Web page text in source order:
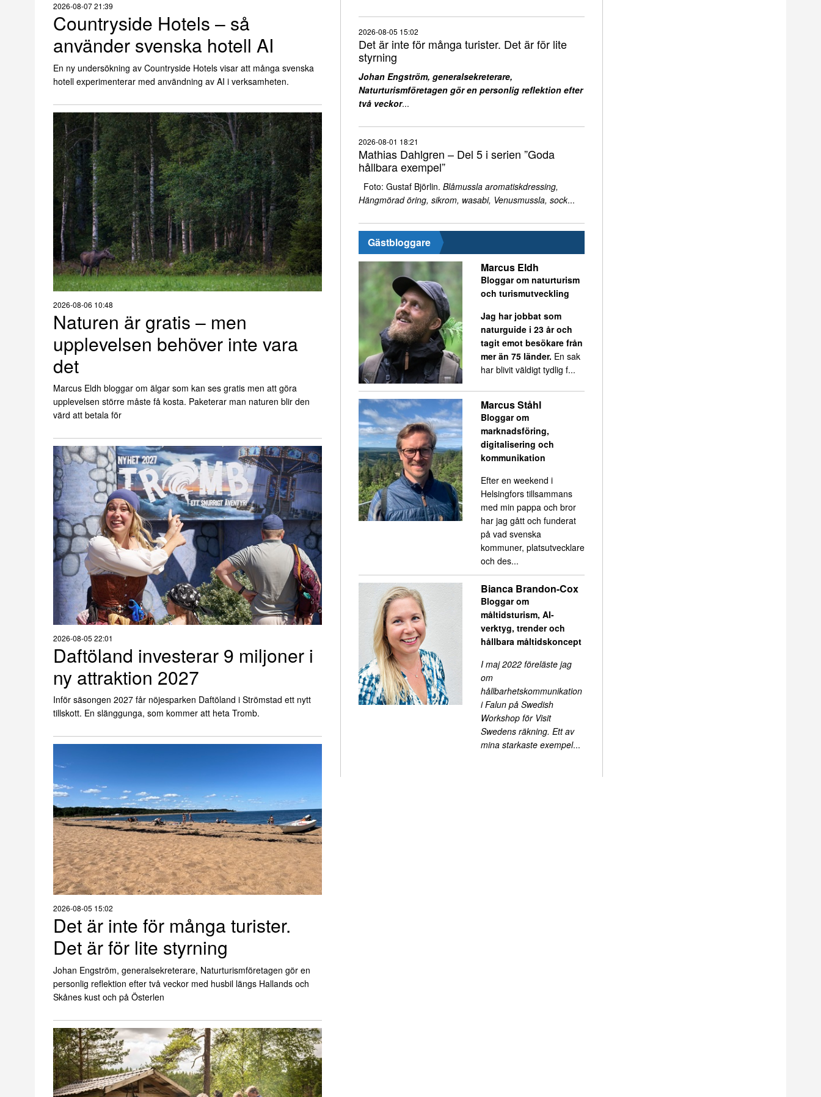
2026-08-07 21:39
Countryside Hotels – så
använder svenska hotell AI
En ny undersökning av Countryside Hotels visar att många svenska
hotell experimenterar med användning av AI i verksamheten.
2026-08-06 10:48
Naturen är gratis – men
upplevelsen behöver inte vara
det
Marcus Eldh bloggar om älgar som kan ses gratis men att göra
upplevelsen större måste få kosta. Paketerar man naturen blir den
värd att betala för
2026-08-05 22:01
Daftöland investerar 9 miljoner i
ny attraktion 2027
Inför säsongen 2027 får nöjesparken Daftöland i Strömstad ett nytt
tillskott. En slänggunga, som kommer att heta Tromb.
2026-08-05 15:02
Det är inte för många turister.
Det är för lite styrning
Johan Engström, generalsekreterare, Naturturismföretagen gör en
personlig reflektion efter två veckor med husbil längs Hallands och
Skånes kust och på Österlen
2026-08-05 15:02
Det är inte för många turister. Det är för lite
styrning
Johan Engström, generalsekreterare,
Naturturismföretagen gör en personlig reflektion efter
två veckor...
2026-08-01 18:21
Mathias Dahlgren – Del 5 i serien ”Goda
hållbara exempel”
Foto: Gustaf Björlin. Blåmussla aromatiskdressing,
Hängmörad öring, sikrom, wasabi, Venusmussla, sock...
Gästbloggare
Marcus Eldh
Bloggar om naturturism
och turismutveckling
Jag har jobbat som
naturguide i 23 år och
tagit emot besökare från
mer än 75 länder. En sak
har blivit väldigt tydlig f...
Marcus Ståhl
Bloggar om
marknadsföring,
digitalisering och
kommunikation
Efter en weekend i
Helsingfors tillsammans
med min pappa och bror
har jag gått och funderat
på vad svenska
kommuner, platsutvecklare
och des...
Bianca Brandon-Cox
Bloggar om
måltidsturism, AI-
verktyg, trender och
hållbara måltidskoncept
I maj 2022 föreläste jag
om
hållbarhetskommunikation
i Falun på Swedish
Workshop för Visit
Swedens räkning. Ett av
mina starkaste exempel...